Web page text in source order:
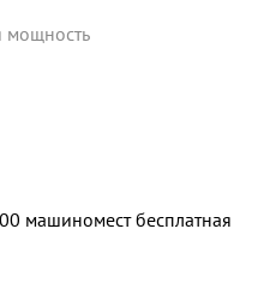
мощность
машиномест бесплатная